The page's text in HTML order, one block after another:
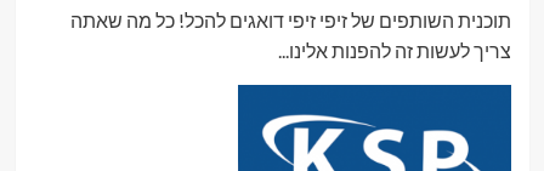
תוכנית השותפים של זיפי זיפי דואגים להכל! כל מה שאתה
צריך לעשות זה להפנות אלינו...